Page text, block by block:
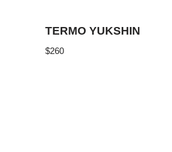
TERMO YUKSHIN
$260